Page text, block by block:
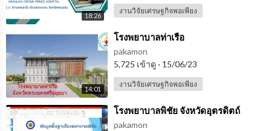
18:26
งานวิจัยเศรษฐกิจพอเพียง
14:01
⁣⁣⁣โรงพยาบาลท่าเรือ
pakamon
5,725 เข้าดู · 15/06/23
งานวิจัยเศรษฐกิจพอเพียง
⁣โรงพยาบาลพิชัย จังหวัดอุตรดิตถ์
pakamon